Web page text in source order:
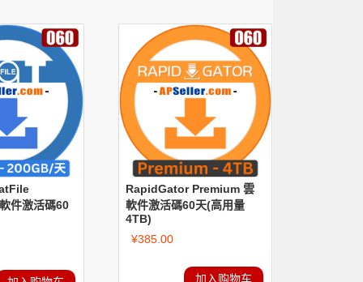
件激活碼60
RapidGator Premium 雲
軟件激活碼60天(高用量
4TB)
¥385.00
加入购物车